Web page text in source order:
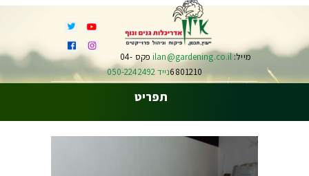
מייל:ilan@gardening.co.il
פקס 04-
6801210נייד 050-2242492
תפריט